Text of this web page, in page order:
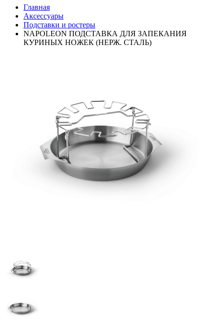
Главная
Аксессуары
Подставки и ростеры
NAPOLEON ПОДСТАВКА ДЛЯ ЗАПЕКАНИЯ
КУРИНЫХ НОЖЕК (НЕРЖ. СТАЛЬ)